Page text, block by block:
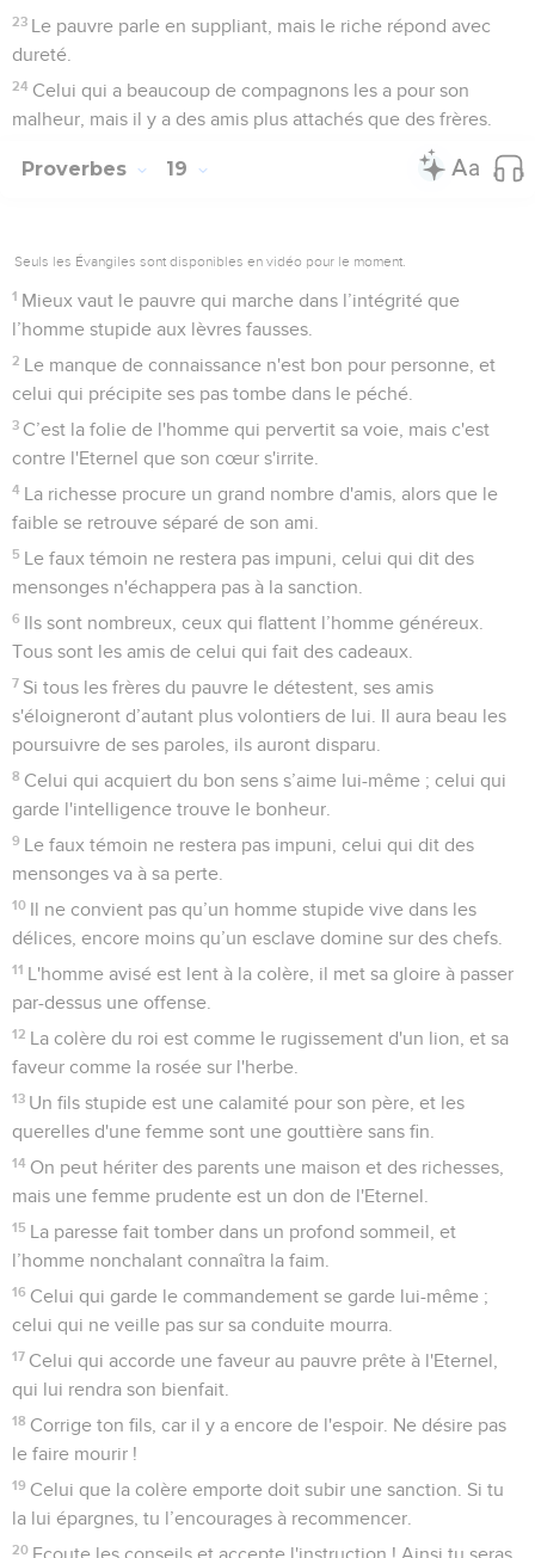
23 Le pauvre parle en suppliant, mais le riche répond avec
dureté.
24 Celui qui a beaucoup de compagnons les a pour son
malheur, mais il y a des amis plus attachés que des frères.
Proverbes 19
Seuls les Évangiles sont disponibles en vidéo pour le moment.
1 Mieux vaut le pauvre qui marche dans l’intégrité que
l’homme stupide aux lèvres fausses.
2 Le manque de connaissance n'est bon pour personne, et
celui qui précipite ses pas tombe dans le péché.
3 C’est la folie de l'homme qui pervertit sa voie, mais c'est
contre l'Eternel que son cœur s'irrite.
4 La richesse procure un grand nombre d'amis, alors que le
faible se retrouve séparé de son ami.
5 Le faux témoin ne restera pas impuni, celui qui dit des
mensonges n'échappera pas à la sanction.
6 Ils sont nombreux, ceux qui flattent l’homme généreux.
Tous sont les amis de celui qui fait des cadeaux.
7 Si tous les frères du pauvre le détestent, ses amis
s'éloigneront d’autant plus volontiers de lui. Il aura beau les
poursuivre de ses paroles, ils auront disparu.
8 Celui qui acquiert du bon sens s’aime lui-même ; celui qui
garde l'intelligence trouve le bonheur.
9 Le faux témoin ne restera pas impuni, celui qui dit des
mensonges va à sa perte.
10 Il ne convient pas qu’un homme stupide vive dans les
délices, encore moins qu’un esclave domine sur des chefs.
11 L'homme avisé est lent à la colère, il met sa gloire à passer
par-dessus une offense.
12 La colère du roi est comme le rugissement d'un lion, et sa
faveur comme la rosée sur l'herbe.
13 Un fils stupide est une calamité pour son père, et les
querelles d'une femme sont une gouttière sans fin.
14 On peut hériter des parents une maison et des richesses,
mais une femme prudente est un don de l'Eternel.
15 La paresse fait tomber dans un profond sommeil, et
l’homme nonchalant connaîtra la faim.
16 Celui qui garde le commandement se garde lui-même ;
celui qui ne veille pas sur sa conduite mourra.
17 Celui qui accorde une faveur au pauvre prête à l'Eternel,
qui lui rendra son bienfait.
18 Corrige ton fils, car il y a encore de l'espoir. Ne désire pas
le faire mourir !
19 Celui que la colère emporte doit subir une sanction. Si tu
la lui épargnes, tu l’encourages à recommencer.
20 Ecoute les conseils et accepte l'instruction ! Ainsi tu seras